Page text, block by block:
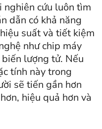
nghiên cứu luôn tìm
dẫn có khả năng
suất và tiết kiệm
như chip máy
lượng tử. Nếu
tính này trong
sẽ tiến gần hơn
hiệu quả hơn và